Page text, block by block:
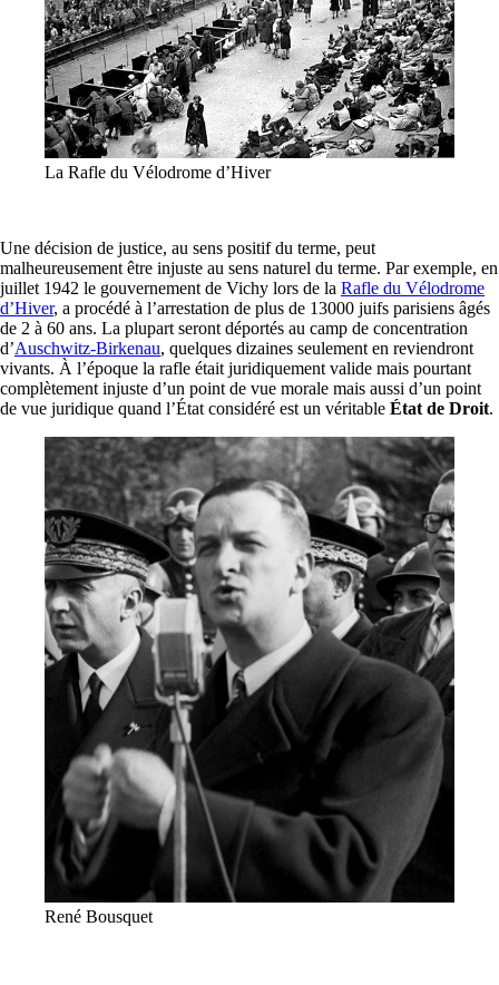
La Rafle du Vélodrome d’Hiver
Une décision de justice, au sens positif du terme, peut
malheureusement être injuste au sens naturel du terme. Par exemple, en
juillet 1942 le gouvernement de Vichy lors de la Rafle du Vélodrome
d’Hiver, a procédé à l’arrestation de plus de 13000 juifs parisiens âgés
de 2 à 60 ans. La plupart seront déportés au camp de concentration
d’Auschwitz-Birkenau, quelques dizaines seulement en reviendront
vivants. À l’époque la rafle était juridiquement valide mais pourtant
complètement injuste d’un point de vue morale mais aussi d’un point
de vue juridique quand l’État considéré est un véritable État de Droit.
René Bousquet